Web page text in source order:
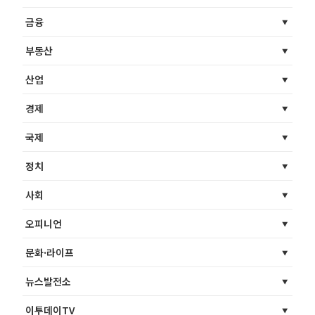
금융
부동산
산업
경제
국제
정치
사회
오피니언
문화·라이프
뉴스발전소
이투데이TV